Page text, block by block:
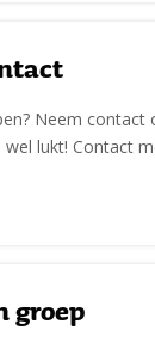
Neem contact
lukt! Contact
groep